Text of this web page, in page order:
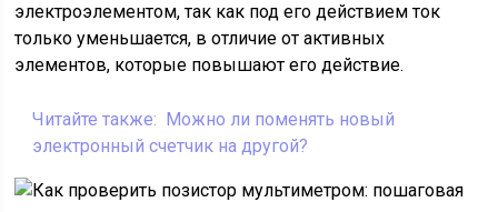
электроэлементом, так как под его действием ток
только уменьшается, в отличие от активных
элементов, которые повышают его действие.
Читайте также: Можно ли поменять новый
электронный счетчик на другой?